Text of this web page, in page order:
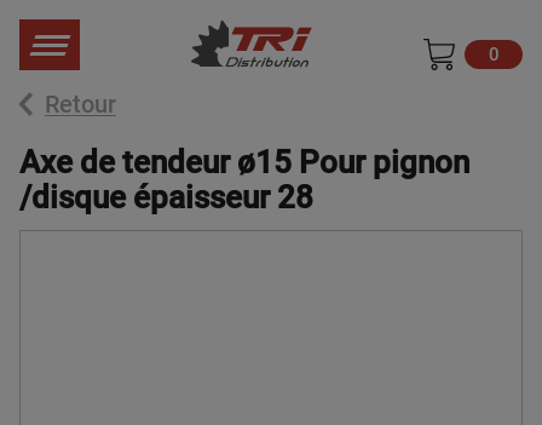
0
Retour
Axe de tendeur ø15 Pour pignon
/disque épaisseur 28